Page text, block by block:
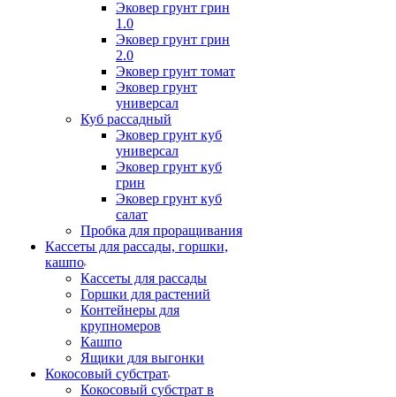
Эковер грунт грин
1.0
Эковер грунт грин
2.0
Эковер грунт томат
Эковер грунт
универсал
Куб рассадный
Эковер грунт куб
универсал
Эковер грунт куб
грин
Эковер грунт куб
салат
Пробка для проращивания
Кассеты для рассады, горшки,
кашпо
Кассеты для рассады
Горшки для растений
Контейнеры для
крупномеров
Кашпо
Ящики для выгонки
Кокосовый субстрат
Кокосовый субстрат в